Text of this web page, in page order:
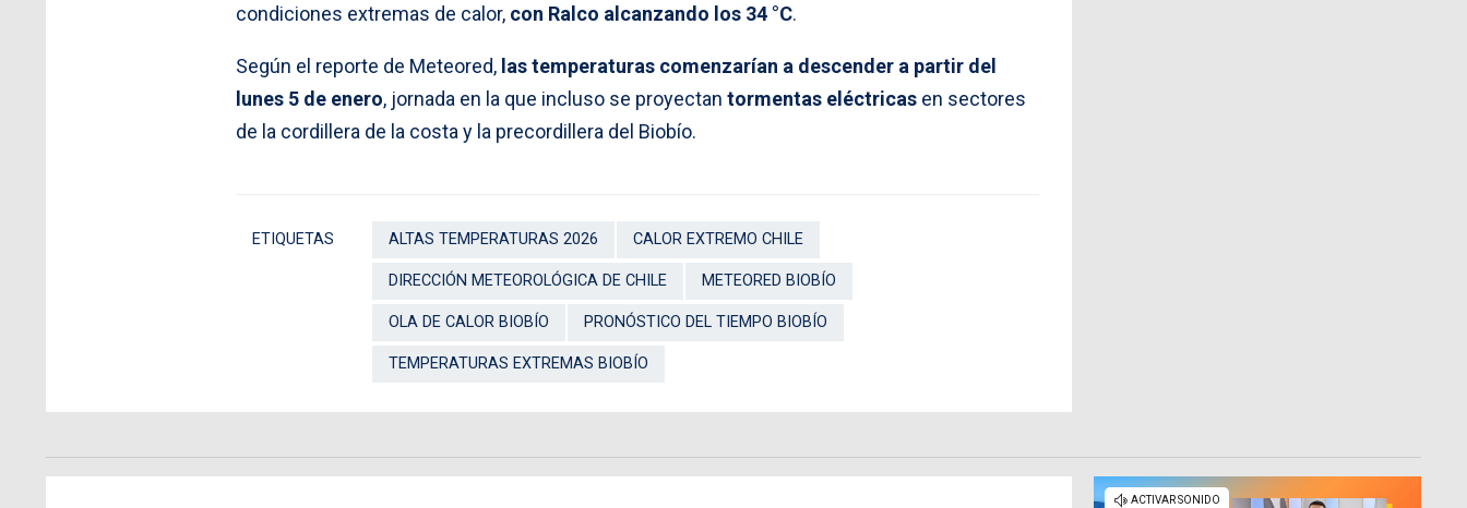
condiciones extremas de calor, con Ralco alcanzando los 34 °C.
Según el reporte de Meteored, las temperaturas comenzarían a descender a partir del
lunes 5 de enero, jornada en la que incluso se proyectan tormentas eléctricas en sectores
de la cordillera de la costa y la precordillera del Biobío.
ETIQUETAS ALTAS TEMPERATURAS 2026 CALOR EXTREMO CHILE
DIRECCIÓN METEOROLÓGICA DE CHILE METEORED BIOBÍO
OLA DE CALOR BIOBÍO PRONÓSTICO DEL TIEMPO BIOBÍO
TEMPERATURAS EXTREMAS BIOBÍO